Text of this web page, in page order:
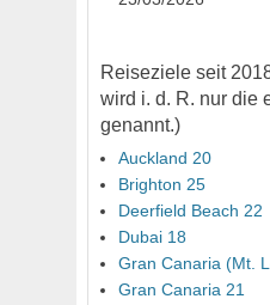
Reiseziele seit
wird i. d. R. nur die
genannt.)
Auckland 20
Brighton 25
Deerfield Beach 22
Dubai 18
Gran Canaria (Mt.
Gran Canaria 21